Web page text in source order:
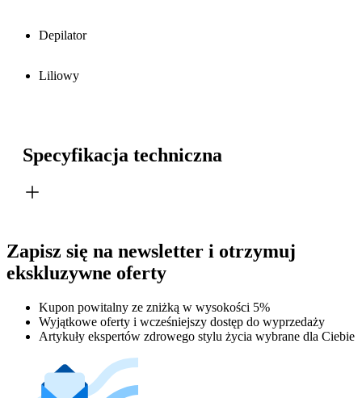
Depilator
Liliowy
Specyfikacja techniczna
Zapisz się na newsletter i otrzymuj
ekskluzywne oferty
Kupon powitalny ze zniżką w wysokości 5%
Wyjątkowe oferty i wcześniejszy dostęp do wyprzedaży
Artykuły ekspertów zdrowego stylu życia wybrane dla Ciebie